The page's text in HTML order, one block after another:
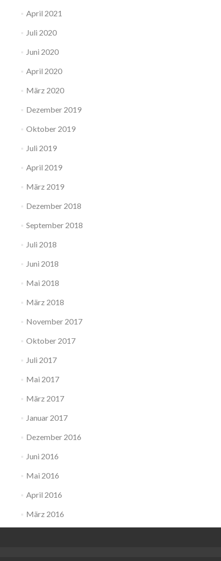
April 2021
Juli 2020
Juni 2020
April 2020
März 2020
Dezember 2019
Oktober 2019
Juli 2019
April 2019
März 2019
Dezember 2018
September 2018
Juli 2018
Juni 2018
Mai 2018
März 2018
November 2017
Oktober 2017
Juli 2017
Mai 2017
März 2017
Januar 2017
Dezember 2016
Juni 2016
Mai 2016
April 2016
März 2016